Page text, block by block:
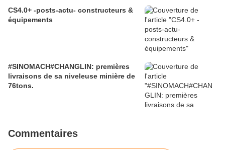
CS4.0+ -posts-actu- constructeurs &
équipements
#SINOMACH#CHANGLIN: premières
livraisons de sa niveleuse minière de
76tons.
Commentaires